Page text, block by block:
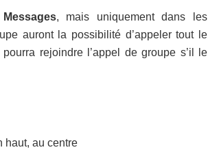
Messages, mais uniquement dans les
auront la possibilité d’appeler tout le
rejoindre l’appel de groupe s’il le
haut, au centre